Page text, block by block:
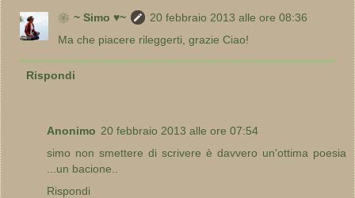
❀~ Simo ♥~
20 febbraio 2013 alle ore 08:36
Ma che piacere rileggerti, grazie Ciao!
Rispondi
Anonimo 20 febbraio 2013 alle ore 07:54
simo non smettere di scrivere è davvero un'ottima poesia
...un bacione..
Rispondi